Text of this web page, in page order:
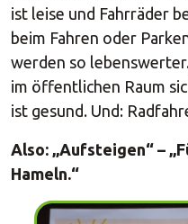
ist leise und Fahrräder
beim Fahren oder
werden so
im öffentlichen Raum
ist gesund. Und:
Also: „Aufsteigen“ –
Hameln.“